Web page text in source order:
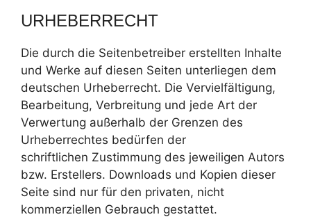
URHEBERRECHT
Die durch die Seitenbetreiber erstellten Inhalte
und Werke auf diesen Seiten unterliegen dem
deutschen Urheberrecht. Die Vervielfältigung,
Bearbeitung, Verbreitung und jede Art der
Verwertung außerhalb der Grenzen des
Urheberrechtes bedürfen der
schriftlichen Zustimmung des jeweiligen Autors
bzw. Erstellers. Downloads und Kopien dieser
Seite sind nur für den privaten, nicht
kommerziellen Gebrauch gestattet.